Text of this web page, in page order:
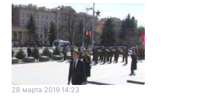
28 марта 2019 14:23